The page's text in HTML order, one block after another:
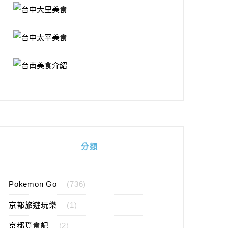
分類
Pokemon Go (736)
京都旅遊玩樂 (1)
京都覓食記 (2)